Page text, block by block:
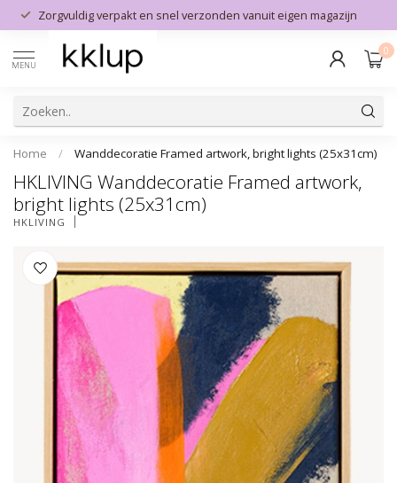
Zorgvuldig verpakt en snel verzonden vanuit eigen magazijn
MENU
0
Home / Wanddecoratie Framed artwork, bright lights (25x31cm)
HKLIVING Wanddecoratie Framed artwork,
bright lights (25x31cm)
HKLIVING